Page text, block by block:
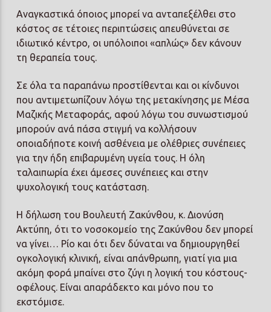
Αναγκαστικά όποιος μπορεί να ανταπεξέλθει στο
κόστος σε τέτοιες περιπτώσεις απευθύνεται σε
ιδιωτικό κέντρο, οι υπόλοιποι «απλώς» δεν κάνουν
τη θεραπεία τους.
Σε όλα τα παραπάνω προστίθενται και οι κίνδυνοι
που αντιμετωπίζουν λόγω της μετακίνησης με Μέσα
Μαζικής Μεταφοράς, αφού λόγω του συνωστισμού
μπορούν ανά πάσα στιγμή να κολλήσουν
οποιαδήποτε κοινή ασθένεια με ολέθριες συνέπειες
για την ήδη επιβαρυμένη υγεία τους. Η όλη
ταλαιπωρία έχει άμεσες συνέπειες και στην
ψυχολογική τους κατάσταση.
Η δήλωση του Βουλευτή Ζακύνθου, κ. Διονύση
Ακτύπη, ότι το νοσοκομείο της Ζακύνθου δεν μπορεί
να γίνει… Ρίο και ότι δεν δύναται να δημιουργηθεί
ογκολογική κλινική, είναι απάνθρωπη, γιατί για μια
ακόμη φορά μπαίνει στο ζύγι η λογική του κόστους-
οφέλους. Είναι απαράδεκτο και μόνο που το
εκστόμισε.